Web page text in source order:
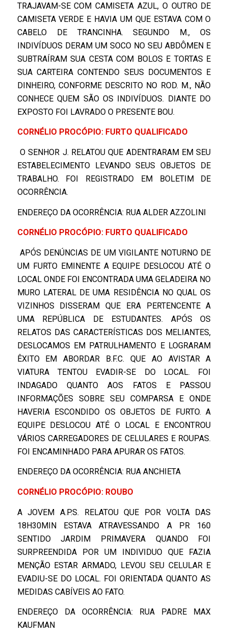
TRAJAVAM-SE COM CAMISETA AZUL, O OUTRO DE
CAMISETA VERDE E HAVIA UM QUE ESTAVA COM O
CABELO DE TRANCINHA. SEGUNDO M., OS
INDIVÍDUOS DERAM UM SOCO NO SEU ABDÔMEN E
SUBTRAÍRAM SUA CESTA COM BOLOS E TORTAS E
SUA CARTEIRA CONTENDO SEUS DOCUMENTOS E
DINHEIRO, CONFORME DESCRITO NO ROD. M., NÃO
CONHECE QUEM SÃO OS INDIVÍDUOS. DIANTE DO
EXPOSTO FOI LAVRADO O PRESENTE BOU.
CORNÉLIO PROCÓPIO: FURTO QUALIFICADO
O SENHOR J. RELATOU QUE ADENTRARAM EM SEU
ESTABELECIMENTO LEVANDO SEUS OBJETOS DE
TRABALHO. FOI REGISTRADO EM BOLETIM DE
OCORRÊNCIA.
ENDEREÇO DA OCORRÊNCIA: RUA ALDER AZZOLINI
CORNÉLIO PROCÓPIO: FURTO QUALIFICADO
APÓS DENÚNCIAS DE UM VIGILANTE NOTURNO DE
UM FURTO EMINENTE A EQUIPE DESLOCOU ATÉ O
LOCAL ONDE FOI ENCONTRADA UMA GELADEIRA NO
MURO LATERAL DE UMA RESIDÊNCIA NO QUAL OS
VIZINHOS DISSERAM QUE ERA PERTENCENTE A
UMA REPÚBLICA DE ESTUDANTES. APÓS OS
RELATOS DAS CARACTERÍSTICAS DOS MELIANTES,
DESLOCAMOS EM PATRULHAMENTO E LOGRARAM
ÊXITO EM ABORDAR B.F.C. QUE AO AVISTAR A
VIATURA TENTOU EVADIR-SE DO LOCAL. FOI
INDAGADO QUANTO AOS FATOS E PASSOU
INFORMAÇÕES SOBRE SEU COMPARSA E ONDE
HAVERIA ESCONDIDO OS OBJETOS DE FURTO. A
EQUIPE DESLOCOU ATÉ O LOCAL E ENCONTROU
VÁRIOS CARREGADORES DE CELULARES E ROUPAS.
FOI ENCAMINHADO PARA APURAR OS FATOS.
ENDEREÇO DA OCORRÊNCIA: RUA ANCHIETA
CORNÉLIO PROCÓPIO: ROUBO
A JOVEM A.P.S. RELATOU QUE POR VOLTA DAS
18H30MIN ESTAVA ATRAVESSANDO A PR 160
SENTIDO JARDIM PRIMAVERA QUANDO FOI
SURPREENDIDA POR UM INDIVIDUO QUE FAZIA
MENÇÃO ESTAR ARMADO, LEVOU SEU CELULAR E
EVADIU-SE DO LOCAL. FOI ORIENTADA QUANTO AS
MEDIDAS CABÍVEIS AO FATO.
ENDEREÇO DA OCORRÊNCIA: RUA PADRE MAX
KAUFMAN